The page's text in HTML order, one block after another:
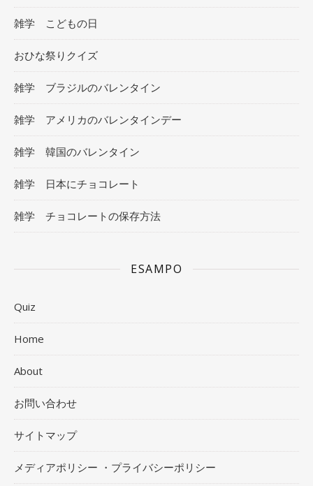
雑学 こどもの日
おひな祭りクイズ
雑学 ブラジルのバレンタイン
雑学 アメリカのバレンタインデー
雑学 韓国のバレンタイン
雑学 日本にチョコレート
雑学 チョコレートの保存方法
ESAMPO
Quiz
Home
About
お問い合わせ
サイトマップ
メディアポリシー ・プライバシーポリシー